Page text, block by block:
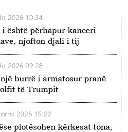
i është përhapur kanceri
njofton djali i tij
2026 10:34
burrë i armatosur pranë
të Trumpit
2026 09:28
plotësohen kërkesat tona,
2026 15:22